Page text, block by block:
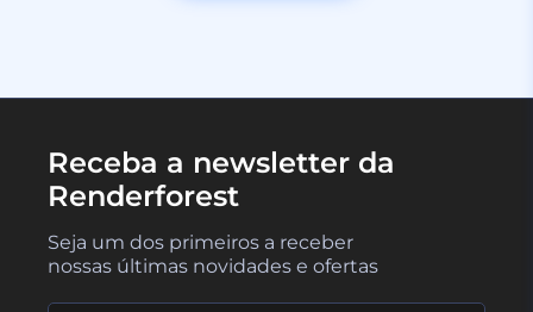
Receba a newsletter da
Renderforest
Seja um dos primeiros a receber
nossas últimas novidades e ofertas